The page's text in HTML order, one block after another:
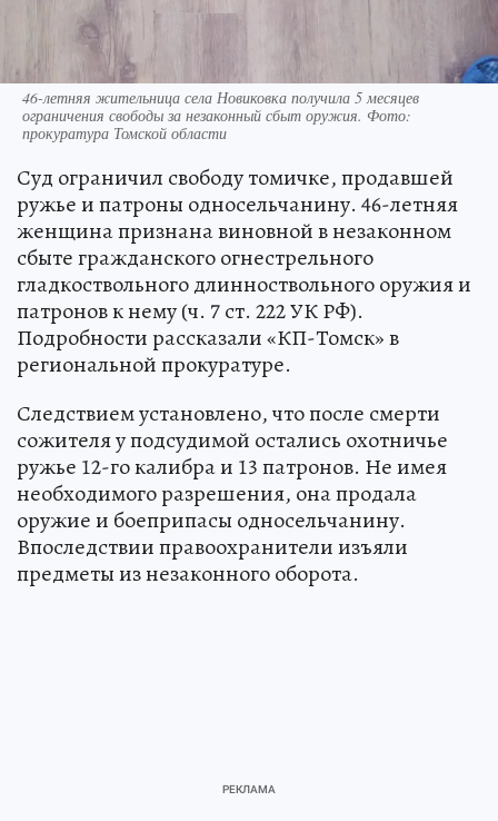
46-летняя жительница села Новиковка получила 5 месяцев
ограничения свободы за незаконный сбыт оружия. Фото:
прокуратура Томской области
Суд ограничил свободу томичке, продавшей
ружье и патроны односельчанину. 46-летняя
женщина признана виновной в незаконном
сбыте гражданского огнестрельного
гладкоствольного длинноствольного оружия и
патронов к нему (ч. 7 ст. 222 УК РФ).
Подробности рассказали «КП-Томск» в
региональной прокуратуре.
Следствием установлено, что после смерти
сожителя у подсудимой остались охотничье
ружье 12-го калибра и 13 патронов. Не имея
необходимого разрешения, она продала
оружие и боеприпасы односельчанину.
Впоследствии правоохранители изъяли
предметы из незаконного оборота.